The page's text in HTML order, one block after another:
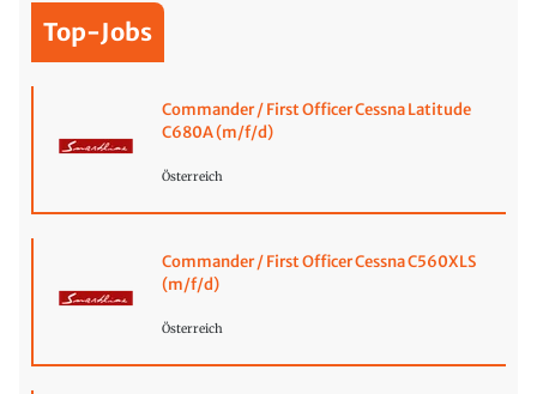
Top-Jobs
Commander / First Officer Cessna Latitude
C680A (m/f/d)
Österreich
Commander / First Officer Cessna C560XLS
(m/f/d)
Österreich